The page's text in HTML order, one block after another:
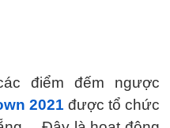
điểm đếm ngược
2021 được tổ chức